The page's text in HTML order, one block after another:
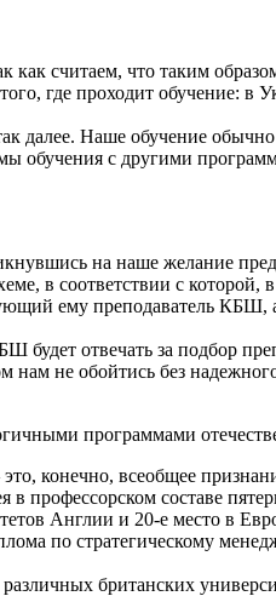
как считаем, что таким
где проходит обучение: в
далее. Наше обучение обычно
обучения с другими
на наше желание
в соответствии с которой,
ему преподаватель КБШ,
будет отвечать за подбор
не обойтись без
программами
конечно, всеобщее
профессорском составе
Англии и 20-е место в
по стратегическому
британских